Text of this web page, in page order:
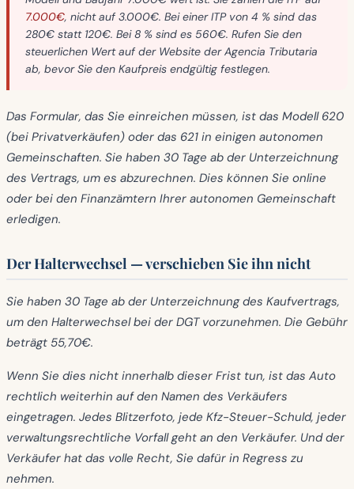
7.000€, nicht auf 3.000€. Bei einer ITP von 4 % sind das
280€ statt 120€. Bei 8 % sind es 560€. Rufen Sie den
steuerlichen Wert auf der Website der Agencia Tributaria
ab, bevor Sie den Kaufpreis endgültig festlegen.
Das Formular, das Sie einreichen müssen, ist das Modell 620
(bei Privatverkäufen) oder das 621 in einigen autonomen
Gemeinschaften. Sie haben 30 Tage ab der Unterzeichnung
des Vertrags, um es abzurechnen. Dies können Sie online
oder bei den Finanzämtern Ihrer autonomen Gemeinschaft
erledigen.
Der Halterwechsel — verschieben Sie ihn nicht
Sie haben 30 Tage ab der Unterzeichnung des Kaufvertrags,
um den Halterwechsel bei der DGT vorzunehmen. Die Gebühr
beträgt 55,70€.
Wenn Sie dies nicht innerhalb dieser Frist tun, ist das Auto
rechtlich weiterhin auf den Namen des Verkäufers
eingetragen. Jedes Blitzerfoto, jede Kfz-Steuer-Schuld, jeder
verwaltungsrechtliche Vorfall geht an den Verkäufer. Und der
Verkäufer hat das volle Recht, Sie dafür in Regress zu
nehmen.